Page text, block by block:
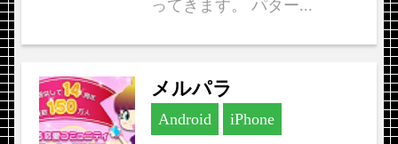
ってきます。 パター...
メルパラ
Android iPhone